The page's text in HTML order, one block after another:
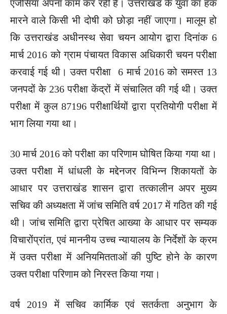
एजेंसिया अपना काम कर रही हैं। उत्तराखंड के युवा का हक
मारने वाले किसी भी दोषी को छोड़ा नहीं जाएगा। मालूम हो
कि उत्तराखंड अधीनस्थ सेवा चयन आयोग द्वारा दिनांक 6
मार्च 2016 को ग्राम पंचायत विकास अधिकारी चयन परीक्षा
करवाई गई थी। उक्त परीक्षा 6 मार्च 2016 को समस्त 13
जनपदों के 236 परीक्षा केंद्रों में संचालित की गई थी। उक्त
परीक्षा में कुल 87196 परीक्षार्थियों द्वारा प्रतियोगी परीक्षा में
भाग लिया गया था।
30 मार्च 2016 को परीक्षा का परिणाम घोषित किया गया था।
उक्त परीक्षा में धांधली के मद्देनजर विभिन्न शिकायतों के
आधार पर उत्तराखंड शासन द्वारा तत्कालीन अपर मुख्य
सचिव की अध्यक्षता में जांच समिति वर्ष 2017 में गठित की गई
थी। जांच समिति द्वारा प्रेषित आख्या के आधार पर सम्यक
विचारोंप्रांत, एवं माननीय उच्च न्यायालय के निर्देशों के क्रम
में उक्त परीक्षा में अनियमितताओं की पुष्टि होने के कारण
उक्त परीक्षा परिणाम को निरस्त किया गया।
वर्ष 2019 में सचिव कार्मिक एवं सतर्कता अनुभाग के